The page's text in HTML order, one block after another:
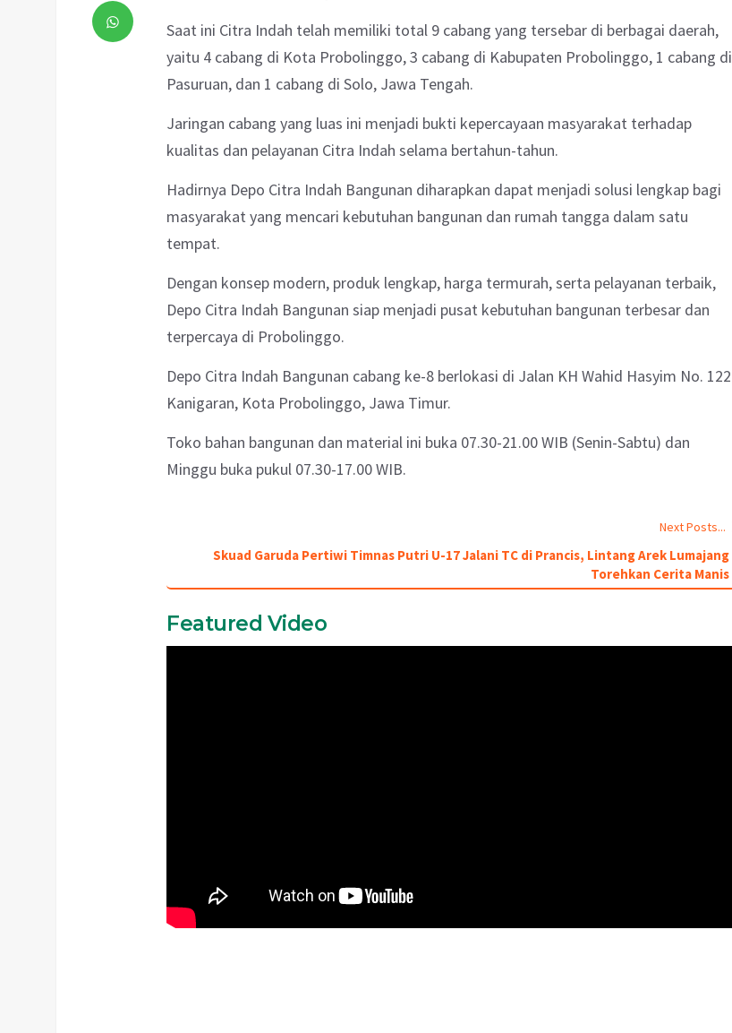
Saat ini Citra Indah telah memiliki total 9 cabang yang tersebar di berbagai daerah,
yaitu 4 cabang di Kota Probolinggo, 3 cabang di Kabupaten Probolinggo, 1 cabang di
Pasuruan, dan 1 cabang di Solo, Jawa Tengah.
Jaringan cabang yang luas ini menjadi bukti kepercayaan masyarakat terhadap
kualitas dan pelayanan Citra Indah selama bertahun-tahun.
Hadirnya Depo Citra Indah Bangunan diharapkan dapat menjadi solusi lengkap bagi
masyarakat yang mencari kebutuhan bangunan dan rumah tangga dalam satu
tempat.
Dengan konsep modern, produk lengkap, harga termurah, serta pelayanan terbaik,
Depo Citra Indah Bangunan siap menjadi pusat kebutuhan bangunan terbesar dan
terpercaya di Probolinggo.
Depo Citra Indah Bangunan cabang ke-8 berlokasi di Jalan KH Wahid Hasyim No. 122
Kanigaran, Kota Probolinggo, Jawa Timur.
Toko bahan bangunan dan material ini buka 07.30-21.00 WIB (Senin-Sabtu) dan
Minggu buka pukul 07.30-17.00 WIB.
Next Posts...
Skuad Garuda Pertiwi Timnas Putri U-17 Jalani TC di Prancis, Lintang Arek Lumajang
Torehkan Cerita Manis
Featured Video